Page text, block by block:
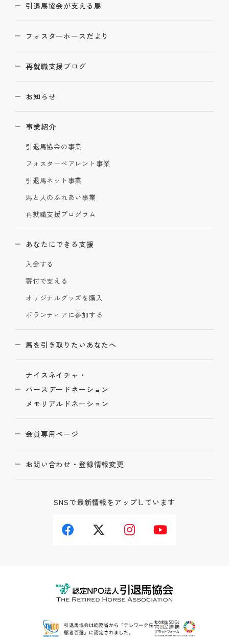
引退馬協会が支える馬
フォスターホースだより
再就職支援ブログ
お知らせ
事業紹介
引退馬協会の事業
フォスターペアレント事業
引退馬ネット事業
馬と人のふれあい事業
再就職支援プログラム
あなたにできる支援
入会する
寄付で支える
オリジナルグッズを購入
ボランティアに参加する
馬を引き取りたいあなたへ
ナイスネイチャ・
バースデードネーション
メモリアルドネーション
会員専用ページ
お問い合わせ・登録情報変更
SNSで最新情報をアップしています